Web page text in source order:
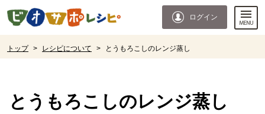
ページの先頭です。
ログイン
トップ > レシピについて > とうもろこしのレンジ蒸し
とうもろこしのレンジ蒸し